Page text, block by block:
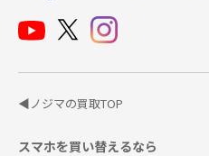
◀ノジマの買取TOP
スマホを買い替えるなら